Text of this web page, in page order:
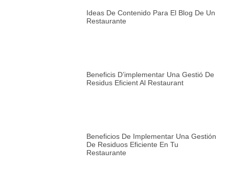
Ideas De Contenido Para El Blog De Un
Restaurante
Beneficis D’implementar Una Gestió De
Residus Eficient Al Restaurant
Beneficios De Implementar Una Gestión
De Residuos Eficiente En Tu
Restaurante